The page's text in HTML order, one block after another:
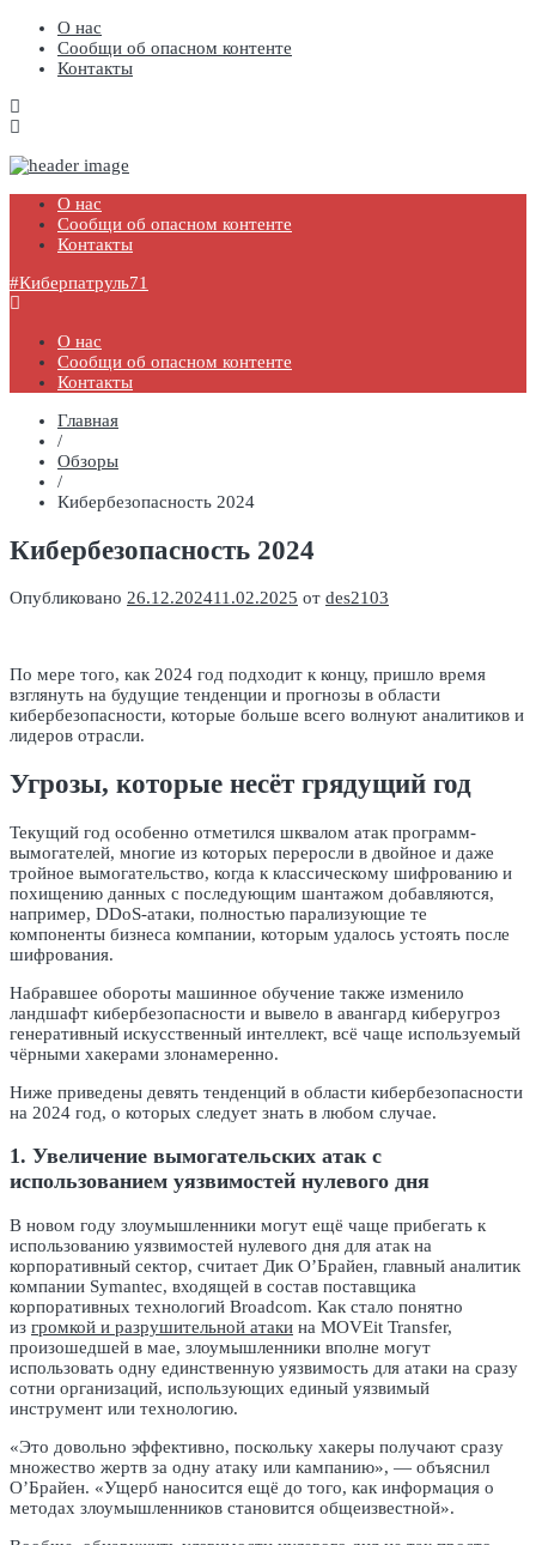
О нас
Сообщи об опасном контенте
Контакты
#Киберпатруль71
Тульской области «Болоховский машиностроительный техникум»
О нас
Сообщи об опасном контенте
Контакты
#Киберпатруль71
О нас
Сообщи об опасном контенте
Контакты
Главная
/
Обзоры
/
Кибербезопасность 2024
Кибербезопасность 2024
Опубликовано 26.12.202411.02.2025 от des2103
По мере того, как 2024 год подходит к концу, пришло время
взглянуть на будущие тенденции и прогнозы в области
кибербезопасности, которые больше всего волнуют аналитиков и
лидеров отрасли.
Угрозы, которые несёт грядущий год
Текущий год особенно отметился шквалом атак программ-
вымогателей, многие из которых переросли в двойное и даже
тройное вымогательство, когда к классическому шифрованию и
похищению данных с последующим шантажом добавляются,
например, DDoS-атаки, полностью парализующие те
компоненты бизнеса компании, которым удалось устоять после
шифрования.
Набравшее обороты машинное обучение также изменило
ландшафт кибербезопасности и вывело в авангард киберугроз
генеративный искусственный интеллект, всё чаще используемый
чёрными хакерами злонамеренно.
Ниже приведены девять тенденций в области кибербезопасности
на 2024 год, о которых следует знать в любом случае.
1. Увеличение вымогательских атак с
использованием уязвимостей нулевого дня
В новом году злоумышленники могут ещё чаще прибегать к
использованию уязвимостей нулевого дня для атак на
корпоративный сектор, считает Дик О’Брайен, главный аналитик
компании Symantec, входящей в состав поставщика
корпоративных технологий Broadcom. Как стало понятно
из громкой и разрушительной атаки на MOVEit Transfer,
произошедшей в мае, злоумышленники вполне могут
использовать одну единственную уязвимость для атаки на сразу
сотни организаций, использующих единый уязвимый
инструмент или технологию.
«Это довольно эффективно, поскольку хакеры получают сразу
множество жертв за одну атаку или кампанию», — объяснил
О’Брайен. «Ущерб наносится ещё до того, как информация о
методах злоумышленников становится общеизвестной».